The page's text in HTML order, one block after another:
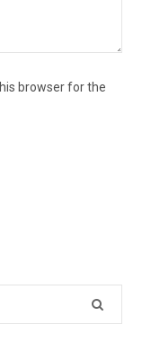
browser for the